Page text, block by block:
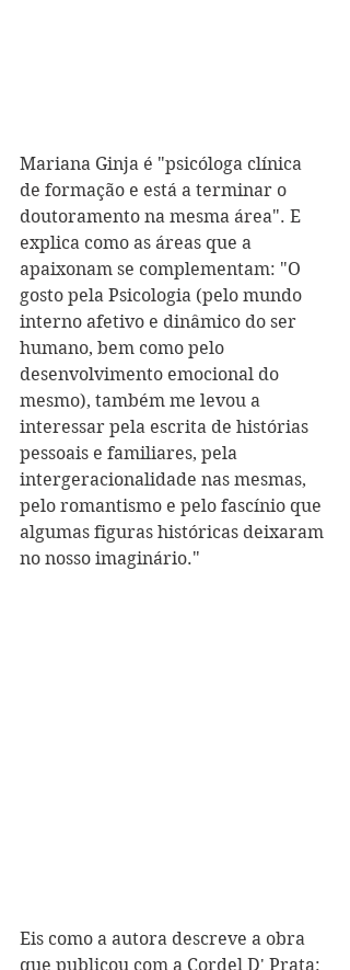
Mariana Ginja é "psicóloga clínica
de formação e está a terminar o
doutoramento na mesma área". E
explica como as áreas que a
apaixonam se complementam: "O
gosto pela Psicologia (pelo mundo
interno afetivo e dinâmico do ser
humano, bem como pelo
desenvolvimento emocional do
mesmo), também me levou a
interessar pela escrita de histórias
pessoais e familiares, pela
intergeracionalidade nas mesmas,
pelo romantismo e pelo fascínio que
algumas figuras históricas deixaram
no nosso imaginário."
Eis como a autora descreve a obra
que publicou com a Cordel D' Prata: